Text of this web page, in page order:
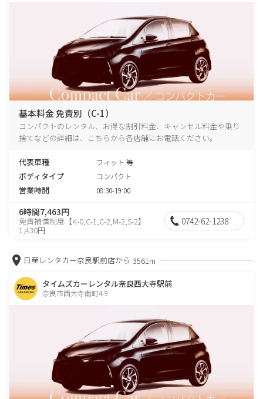
基本料金 免責別（C-1）
コンパクトのレンタル、お得な割引料金、キャンセル料金や乗り
捨てなどの詳細は、こちらから各店舗にお電話ください。
代表車種 フィット 等
ボディタイプ コンパクト
営業時間 08:30-19:00
6時間7,463円
免責補償制度【K-0,C-1,C-2,M-2,S-2】
1,430円
0742-62-1238
日産レンタカー奈良駅前店から 3561m
タイムズカーレンタル奈良西大寺駅前
奈良市西大寺南町4-9